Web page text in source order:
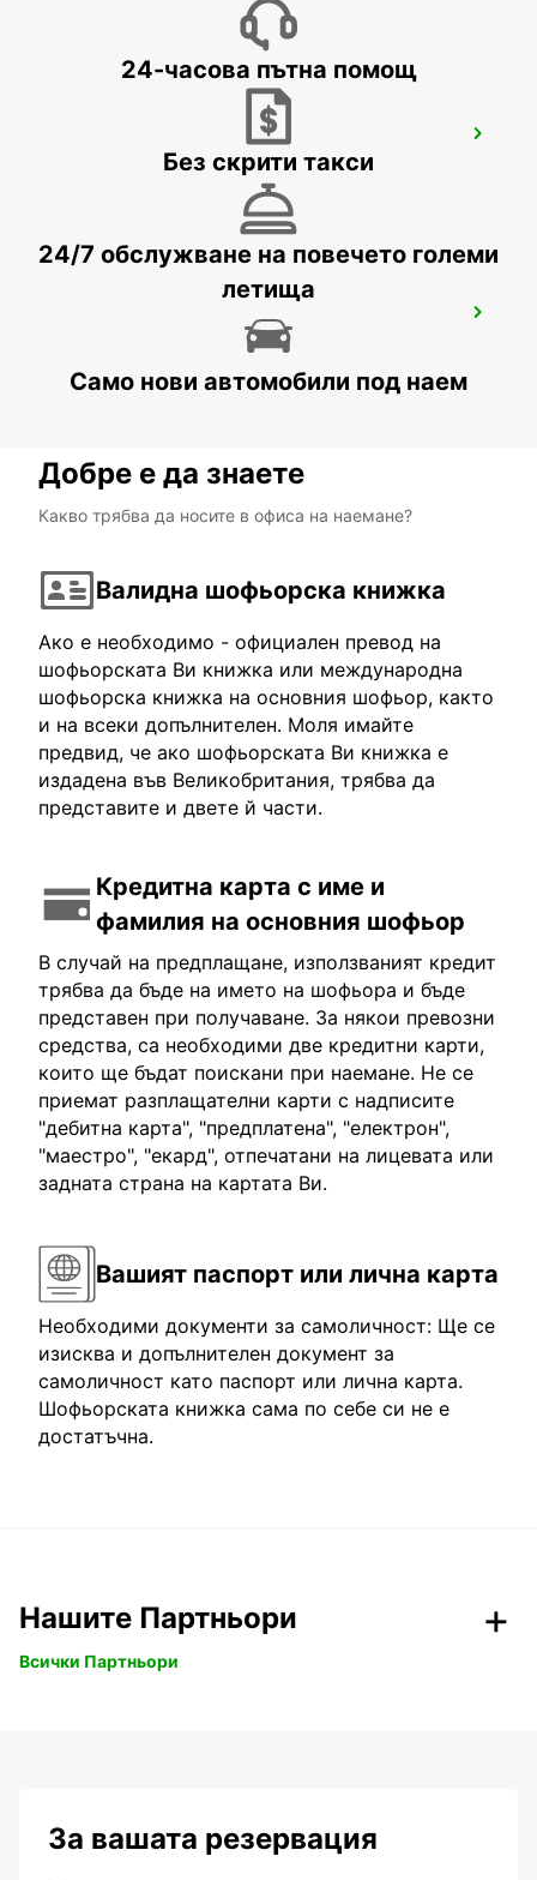
ROME EUR PIAZZA VIVONA
ROME CIAMPINO AIRPORT
24-часова пътна помощ
Без скрити такси
24/7 обслужване на повечето големи
летища
Само нови автомобили под наем
Добре е да знаете
Какво трябва да носите в офиса на наемане?
Валидна шофьорска книжка
Ако е необходимо - официален превод на
шофьорската Ви книжка или международна
шофьорска книжка на основния шофьор, както
и на всеки допълнителен. Моля имайте
предвид, че ако шофьорската Ви книжка е
издадена във Великобритания, трябва да
представите и двете й части.
Кредитна карта с име и
фамилия на основния шофьор
В случай на предплащане, използваният кредит
трябва да бъде на името на шофьора и бъде
представен при получаване. За някои превозни
средства, са необходими две кредитни карти,
които ще бъдат поискани при наемане. Не се
приемат разплащателни карти с надписите
"дебитна карта", "предплатена", "електрон",
"маестро", "екард", отпечатани на лицевата или
задната страна на картата Ви.
Вашият паспорт или лична карта
Необходими документи за самоличност: Ще се
изисква и допълнителен документ за
самоличност като паспорт или лична карта.
Шофьорската книжка сама по себе си не е
достатъчна.
Нашите Партньори
Всички Партньори
За вашата резервация